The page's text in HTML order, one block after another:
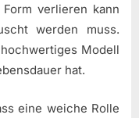
verlieren kann
werden muss.
Modell
hat.
eine weiche Rolle